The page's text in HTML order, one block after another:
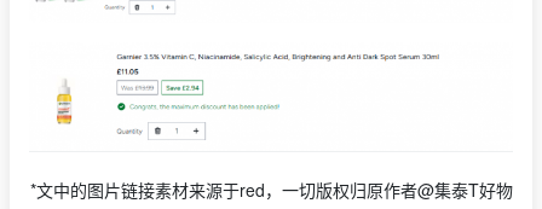
*文中的图片链接素材来源于red，一切版权归原作者@集泰T好物